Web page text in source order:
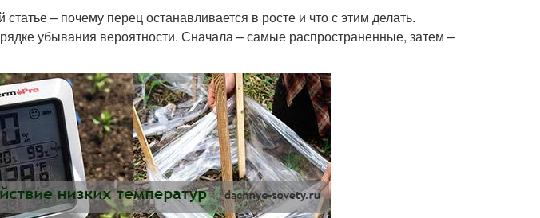
– почему перец останавливается в росте и что с этим делать.
убывания вероятности. Сначала – самые распространенные, затем –